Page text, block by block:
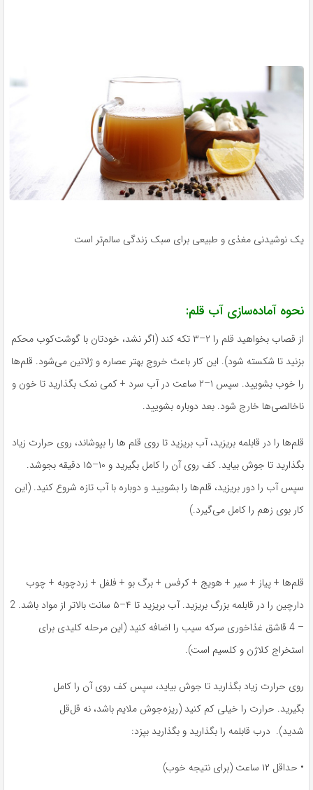
یک نوشیدنی مغذی و طبیعی برای سبک زندگی سالم‌تر است
نحوه آماده‌سازی آب قلم:
از قصاب بخواهید قلم را ۲–۳ تکه کند (اگر نشد، خودتان با گوشت‌کوب محکم
بزنید تا شکسته شود). این کار باعث خروج بهتر عصاره و ژلاتین می‌شود. قلم‌ها
را خوب بشویید. سپس ۱–۲ ساعت در آب سرد + کمی نمک بگذارید تا خون و
ناخالصی‌ها خارج شود. بعد دوباره بشویید.
قلم‌ها را در قابلمه بریزید، آب بریزید تا روی قلم ها را بپوشاند، روی حرارت زیاد
بگذارید تا جوش بیاید. کف روی آن را کامل بگیرید و ۱۰–۱۵ دقیقه بجوشد.
سپس آب را دور بریزید، قلم‌ها را بشویید و دوباره با آب تازه شروع کنید. (این
کار بوی زهم را کامل می‌گیرد.)
قلم‌ها + پیاز + سیر + هویج + کرفس + برگ بو + فلفل + زردچوبه + چوب
دارچین را در قابلمه بزرگ بریزید. آب بریزید تا ۴–۵ سانت بالاتر از مواد باشد. 2
– 4 قاشق غذاخوری سرکه سیب را اضافه کنید (این مرحله کلیدی برای
استخراج کلاژن و کلسیم است).
روی حرارت زیاد بگذارید تا جوش بیاید، سپس کف روی آن را کامل
بگیرید. حرارت را خیلی کم کنید (ریزه‌جوش ملایم باشد، نه قل‌قل
شدید). درب قابلمه را بگذارید و بگذارید بپزد:
• حداقل ۱۲ ساعت (برای نتیجه خوب)